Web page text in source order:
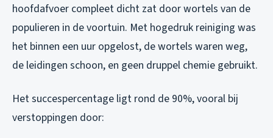
hoofdafvoer compleet dicht zat door wortels van de
populieren in de voortuin. Met hogedruk reiniging was
het binnen een uur opgelost, de wortels waren weg,
de leidingen schoon, en geen druppel chemie gebruikt.
Het succespercentage ligt rond de 90%, vooral bij
verstoppingen door: